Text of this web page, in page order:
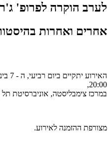
לערב הוקרה לפרופ'
אחרים ואחרות
20:00,
במרכז צימבליסטה, אוניברסיטת תל
מצורפת ההזמנה לאירוע.